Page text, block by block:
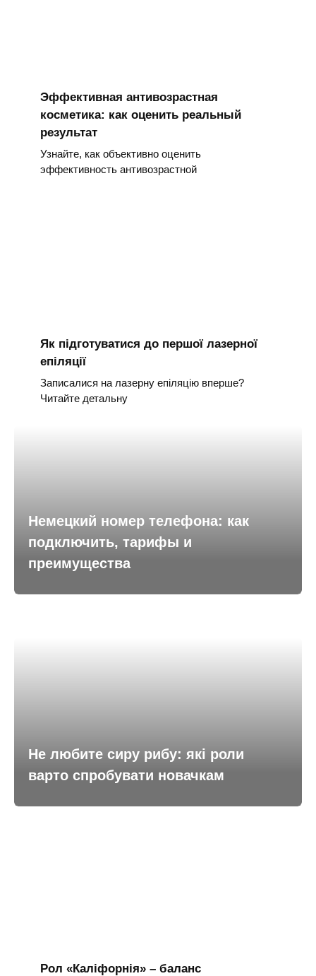
Эффективная антивозрастная
косметика: как оценить реальный
результат
Узнайте, как объективно оценить
эффективность антивозрастной
Як підготуватися до першої лазерної
епіляції
Записалися на лазерну епіляцію вперше?
Читайте детальну
Немецкий номер телефона: как
подключить, тарифы и
преимущества
Не любите сиру рибу: які роли
варто спробувати новачкам
Рол «Каліфорнія» – баланс